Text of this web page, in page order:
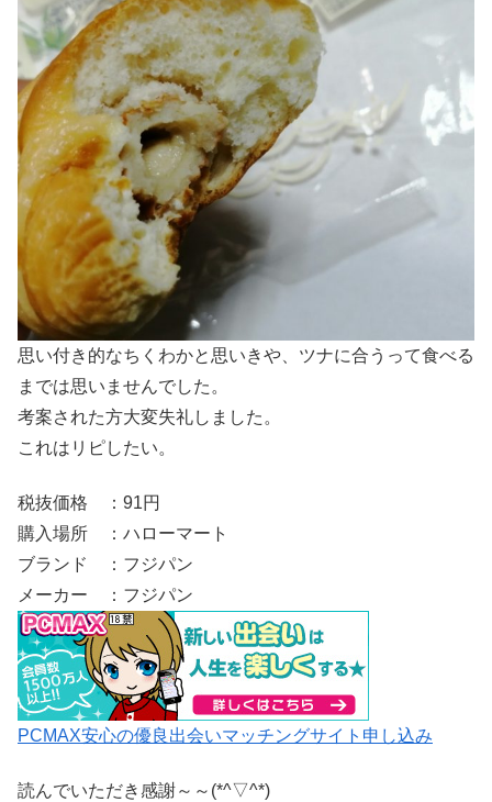
思い付き的なちくわかと思いきや、ツナに合うって食べる
までは思いませんでした。
考案された方大変失礼しました。
これはリピしたい。
税抜価格 ：91円
購入場所 ：ハローマート
ブランド ：フジパン
メーカー ：フジパン
PCMAX安心の優良出会いマッチングサイト申し込み
読んでいただき感謝～～(*^▽^*)